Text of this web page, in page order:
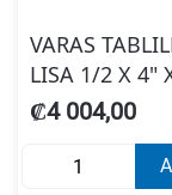
VARAS
LISA 1/2 X 4"
3.20MTS
₡4 004,00